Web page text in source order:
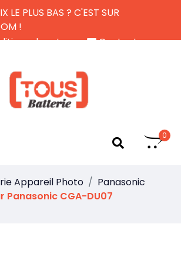
LE PLUS BAS ? C'EST SUR
!
de retour
Contactez-nous
0
Appareil Photo
Panasonic
Panasonic CGA-DU07